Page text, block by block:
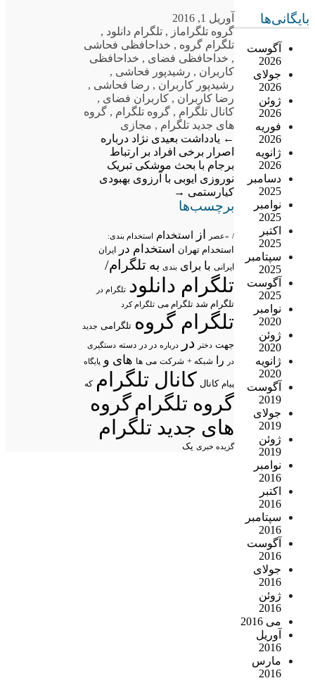
بایگانی‌ها
آگوست
2026
جولای
2026
ژوئن
2026
فوریه
2026
ژانویه
2026
دسامبر
2025
نوامبر
2025
اکتبر
2025
سپتامبر
2025
آگوست
2025
نوامبر
2020
ژوئن
2020
ژانویه
2020
آگوست
2019
جولای
2019
ژوئن
2019
نوامبر
2016
اکتبر
2016
سپتامبر
2016
آگوست
2016
جولای
2016
ژوئن
2016
می 2016
آوریل
2016
مارس
2016
آوریل 1, 2016
گروه تلگراماز , تلگرام دانلود ,
تلگرام گروه , خداحافظی فحاشی
, خداحافظی فضای , خداحافظی
کاربران , رشیدپور فحاشی ,
رشیدپور کاربران , رضا فحاشی ,
رضا کاربران , کاربران فضای ,
کانال تلگرام , گروه تلگرام , گروه
های جدید تلگرام , مجازی
← یادداشت بعیدی نژاد درباره
اصرار برخی افراد بر ارتباط
برجام با بحث موشکی تبریک
نوروزی ایوبی با آرزوی بهبودی
کیارستمی →
برچسب‌ها
/ «عصر از استخدام استخدام بندی:
استخدام تهران استخدام در ایران
ایرانی با برای بندی به تلگرام/
تلگرام دانلود تلگرام در
تلگرام شد تلگرام می تلگرام کرد
تلگرام گروه تلگرامی جدید
جهت دختر در درباره در در دسته دستگیری
در
را شبکه + شرکت می ها های و پایگاه
پیام کانال کانال تلگرام که
گروه تلگرامگروه
های جدید تلگرام
گزیده خبری یک